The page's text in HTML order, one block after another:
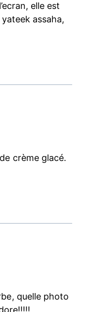
elle est
assaha,
crème glacé.
quelle photo